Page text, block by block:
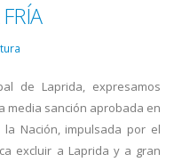
de Laprida, expresamos
media sanción aprobada en
Nación, impulsada por el
excluir a Laprida y a gran